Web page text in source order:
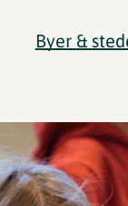
Byer &